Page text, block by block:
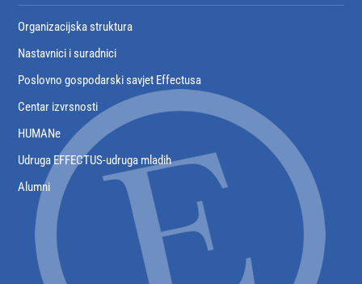
Organizacijska struktura
Nastavnici i suradnici
Poslovno gospodarski savjet Effectusa
Centar izvrsnosti
HUMANe
Udruga EFFECTUS-udruga mladih
Alumni